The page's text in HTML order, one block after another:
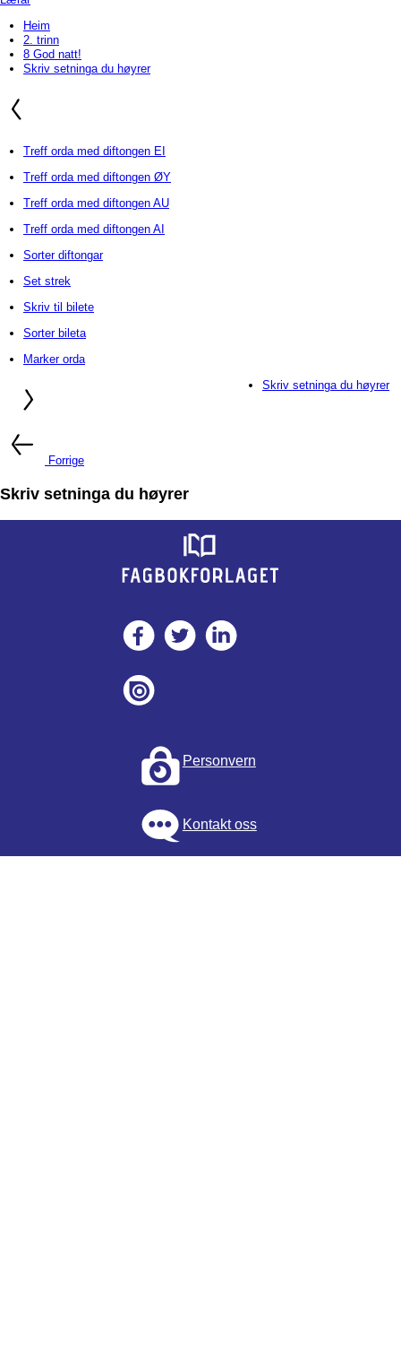
Heim
2. trinn
8 God natt!
Skriv setninga du høyrer
Treff orda med diftongen EI
Treff orda med diftongen ØY
Treff orda med diftongen AU
Treff orda med diftongen AI
Sorter diftongar
Set strek
Skriv til bilete
Sorter bileta
Marker orda
Skriv setninga du høyrer
Forrige
Skriv setninga du høyrer
Personvern
Kontakt oss